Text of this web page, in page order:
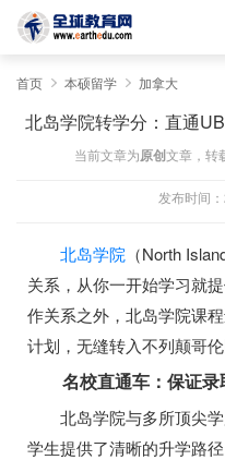
首页 本硕留学 加拿大
北岛学院转学分：直通
当前文章为原创文章，转
发布时间
北岛学院 （North
关系，从你一开始学习就
作关系之外，北岛学院课
计划，无缝转入不列颠哥
名校直通车：保证录
北岛学院与多所顶尖
学生提供了清晰的升学路